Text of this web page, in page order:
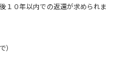
学校卒業程度認定試験
１０年以内での返還が求められま